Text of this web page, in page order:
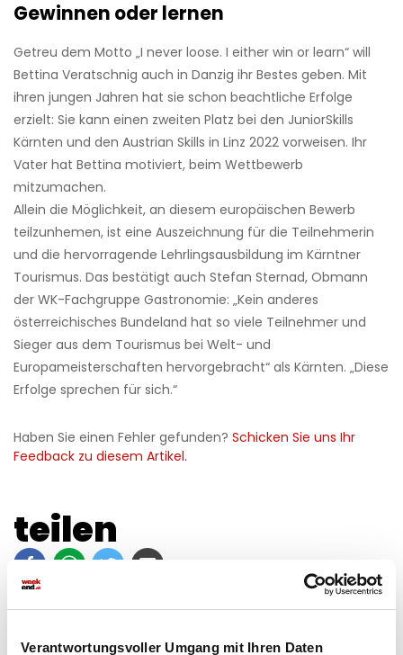
Verantwortungsvoller Umgang mit Ihren Daten
Gewinnen oder lernen
Getreu dem Motto „I never loose. I either win or learn“ will
Bettina Veratschnig auch in Danzig ihr Bestes geben. Mit
ihren jungen Jahren hat sie schon beachtliche Erfolge
erzielt: Sie kann einen zweiten Platz bei den JuniorSkills
Kärnten und den Austrian Skills in Linz 2022 vorweisen. Ihr
Vater hat Bettina motiviert, beim Wettbewerb
mitzumachen.
Allein die Möglichkeit, an diesem europäischen Bewerb
teilzunhemen, ist eine Auszeichnung für die Teilnehmerin
und die hervorragende Lehrlingsausbildung im Kärntner
Tourismus. Das bestätigt auch Stefan Sternad, Obmann
der WK-Fachgruppe Gastronomie: „Kein anderes
österreichisches Bundeland hat so viele Teilnehmer und
Sieger aus dem Tourismus bei Welt- und
Europameisterschaften hervorgebracht“ als Kärnten. „Diese
Erfolge sprechen für sich.“
Haben Sie einen Fehler gefunden? Schicken Sie uns Ihr
Feedback zu diesem Artikel.
teilen